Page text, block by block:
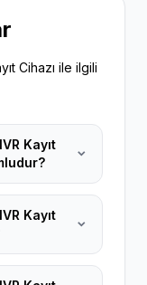
Cihazı ile ilgili
Kayıt
Kayıt